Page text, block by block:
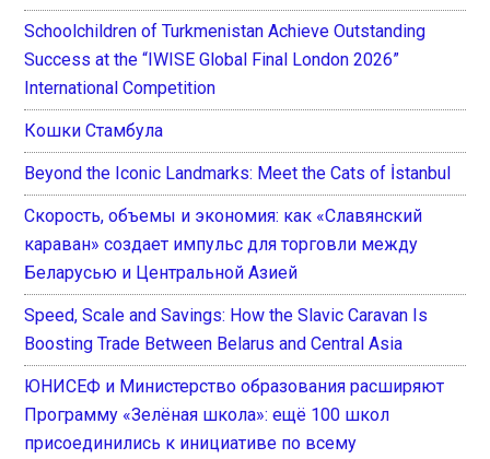
Schoolchildren of Turkmenistan Achieve Outstanding
Success at the “IWISE Global Final London 2026”
International Competition
Кошки Стамбула
Beyond the Iconic Landmarks: Meet the Cats of İstanbul
Скорость, объемы и экономия: как «Славянский
караван» создает импульс для торговли между
Беларусью и Центральной Азией
Speed, Scale and Savings: How the Slavic Caravan Is
Boosting Trade Between Belarus and Central Asia
ЮНИСЕФ и Министерство образования расширяют
Программу «Зелёная школа»: ещё 100 школ
присоединились к инициативе по всему